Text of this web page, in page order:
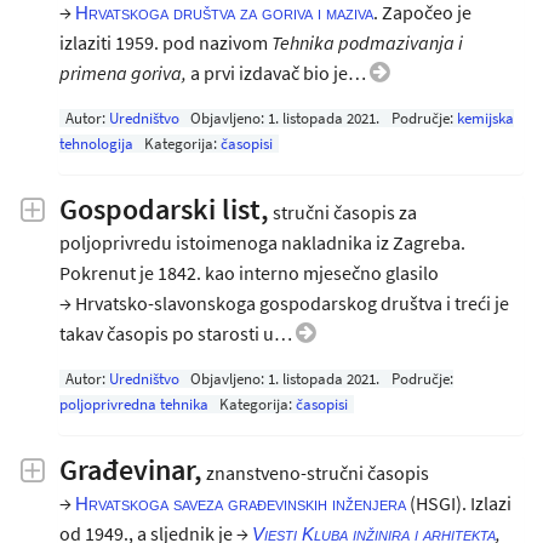
→ Hrvatskoga društva za goriva i maziva. Započeo je
izlaziti 1959. pod nazivom Tehnika podmazivanja i
primena goriva, a prvi izdavač bio je…
Autor: Uredništvo Objavljeno: 1. listopada 2021. Područje: kemijska
tehnologija
Kategorija:časopisi
Gospodarski list, stručni časopis za
poljoprivredu istoimenoga nakladnika iz Zagreba.
Pokrenut je 1842. kao interno mjesečno glasilo
→ Hrvatsko-slavonskoga gospodarskog društva i treći je
takav časopis po starosti u…
Autor: Uredništvo Objavljeno: 1. listopada 2021.
Područje:
poljoprivredna tehnika
Kategorija:časopisi
Građevinar, znanstveno-stručni časopis
→ Hrvatskoga saveza građevinskih inženjera(HSGI). Izlazi
od 1949., a sljednik je → Viesti Kluba inžinira i arhitekta,